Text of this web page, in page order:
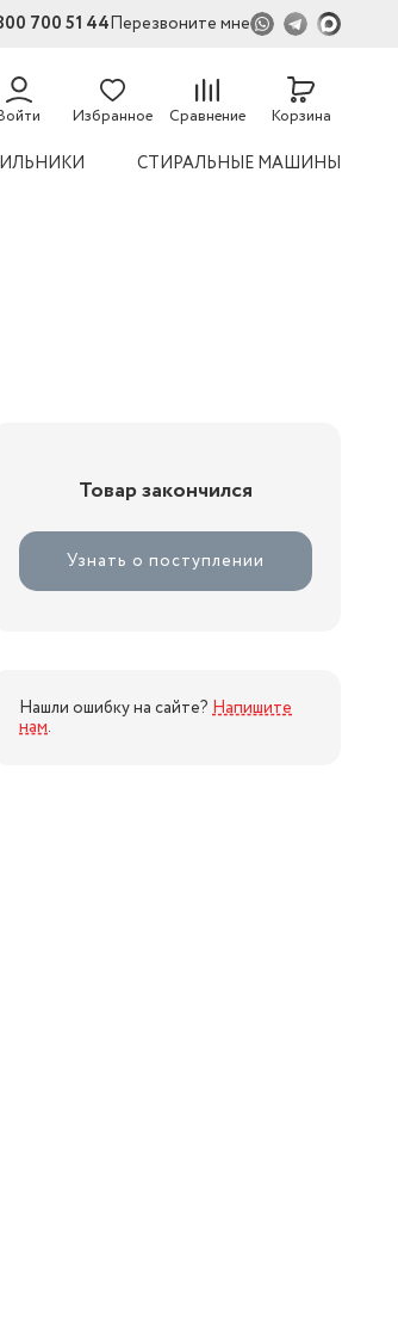
700 51 44Перезвоните мне
Избранное Сравнение
54
Корзина
СТИРАЛЬНЫЕ МАШИНЫ
Товар закончился
Узнать о поступлении
Нашли ошибку на сайте? Напишите
нам.